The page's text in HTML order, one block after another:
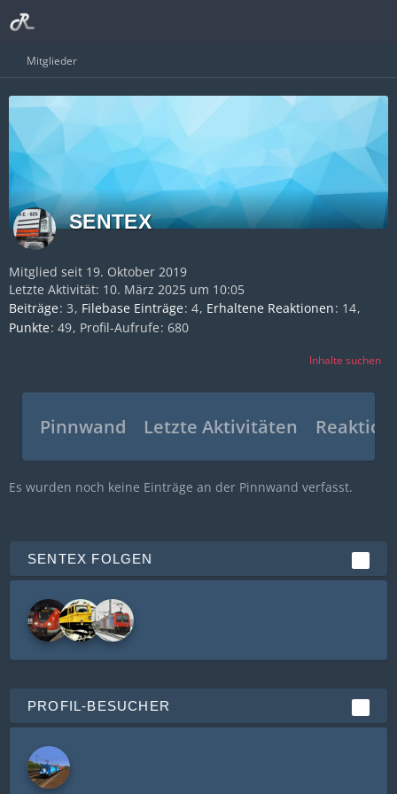
Mitglieder
SENTEX
Mitglied seit 19. Oktober 2019
Letzte Aktivität: 10. März 2025 um 10:05
Beiträge 3 Filebase Einträge 4 Erhaltene Reaktionen 14
Punkte 49 Profil-Aufrufe 680
Inhalte suchen
Pinnwand Letzte Aktivitäten
Es wurden noch keine Einträge an der Pinnwand verfasst.
SENTEX FOLGEN
PROFIL-BESUCHER